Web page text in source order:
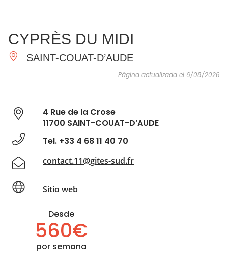
IMPRESCINDIBLES
HACER
CYPRÈS DU MIDI
SAINT-COUAT-D’AUDE
Página actualizada el 6/08/2026
4 Rue de la Crose
11700 SAINT-COUAT-D’AUDE
Tel. +33 4 68 11 40 70
contact.11@gites-sud.fr
Sitio web
Desde
560€
por semana